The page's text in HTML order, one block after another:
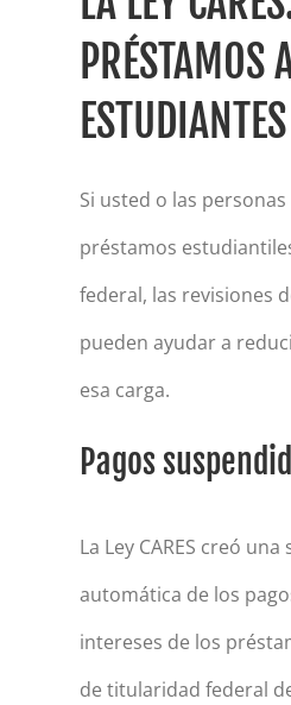
PRÉSTAMOS
ESTUDIANTES
Si usted o las
préstamos
federal, las revisiones
pueden ayudar a
esa carga.
Pagos
La Ley CARES creó
automática de los
intereses de los
de titularidad federal